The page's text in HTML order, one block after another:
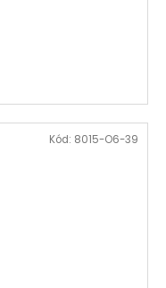
Kód: 8015-O6-39